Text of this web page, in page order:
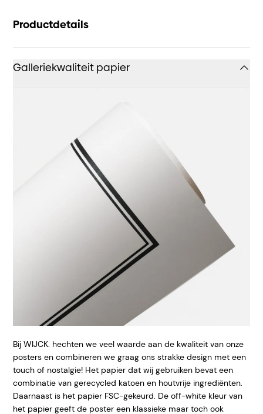
Productdetails
Galleriekwaliteit papier
Bij WIJCK. hechten we veel waarde aan de kwaliteit van onze
posters en combineren we graag ons strakke design met een
touch of nostalgie! Het papier dat wij gebruiken bevat een
combinatie van gerecycled katoen en houtvrije ingrediënten.
Daarnaast is het papier FSC-gekeurd. De off-white kleur van
het papier geeft de poster een klassieke maar toch ook